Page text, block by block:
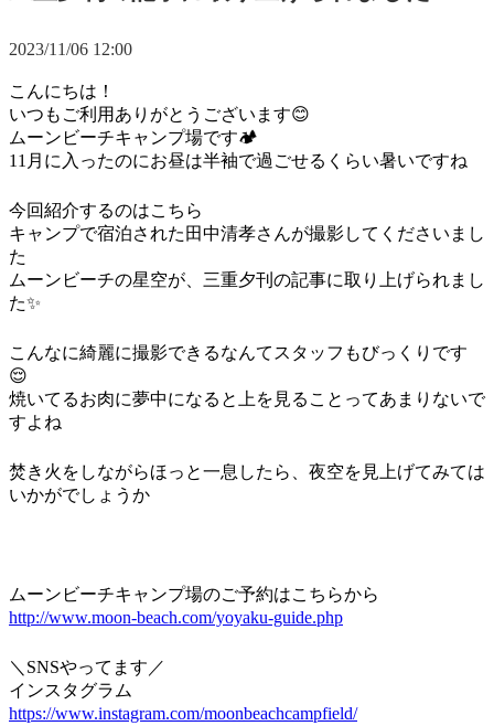
2023/11/06 12:00
こんにちは！
いつもご利用ありがとうございます😊
ムーンビーチキャンプ場です🏕
11月に入ったのにお昼は半袖で過ごせるくらい暑いですね
今回紹介するのはこちら
キャンプで宿泊された田中清孝さんが撮影してくださいまし
た
ムーンビーチの星空が、三重夕刊の記事に取り上げられまし
た✨
こんなに綺麗に撮影できるなんてスタッフもびっくりです
😌
焼いてるお肉に夢中になると上を見ることってあまりないで
すよね
焚き火をしながらほっと一息したら、夜空を見上げてみては
いかがでしょうか
ムーンビーチキャンプ場のご予約はこちらから
http://www.moon-beach.com/yoyaku-guide.php
＼SNSやってます／
インスタグラム
https://www.instagram.com/moonbeachcampfield/